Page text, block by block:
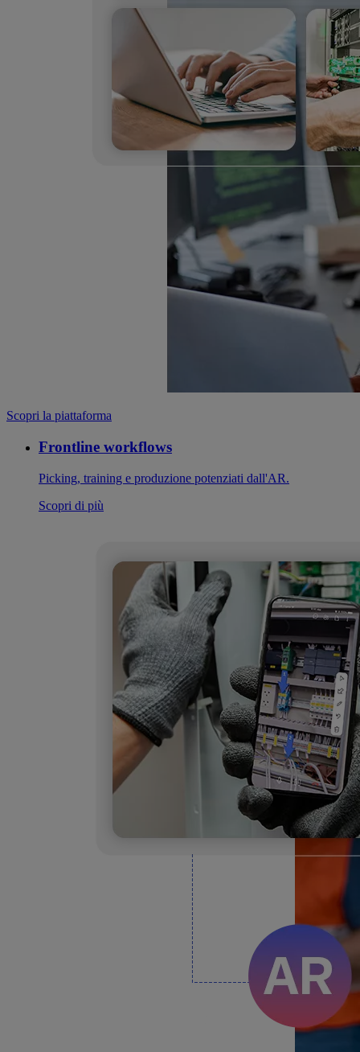
Scopri la piattaforma
Frontline workflows
Picking, training e produzione potenziati dall'AR.
Scopri di più